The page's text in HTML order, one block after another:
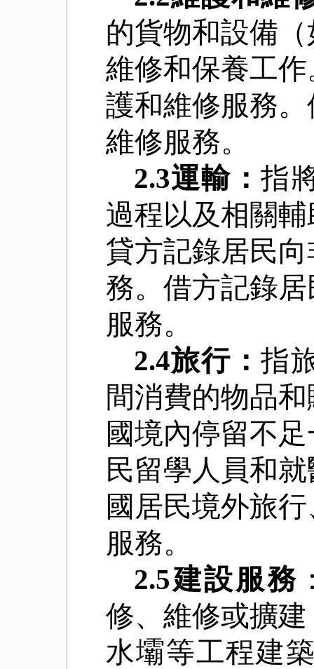
的貨物和設備
維修和保養工
護和維修服務
維修服務。
2.3運輸：指
過程以及相關
貸方記錄居民
務。借方記錄
服務。
2.4旅行：指
間消費的物品
國境內停留不
民留學人員和
國居民境外旅
服務。
2.5建設服務
修、維修或擴
水壩等工程建